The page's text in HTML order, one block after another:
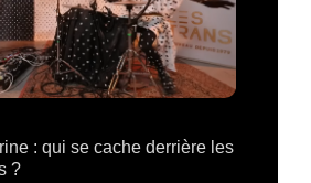
: qui se cache derrière les
?